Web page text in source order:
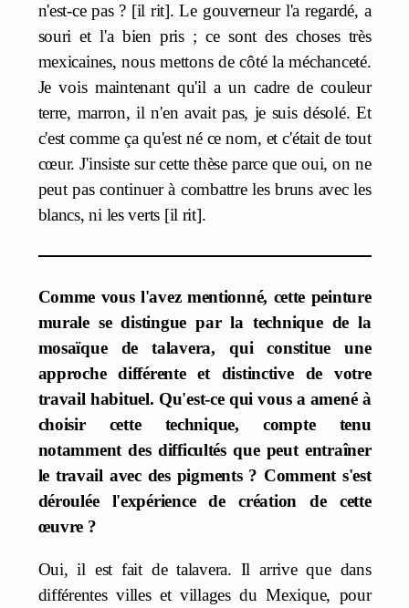
n'est-ce pas ? [il rit]. Le gouverneur l'a regardé, a
souri et l'a bien pris ; ce sont des choses très
mexicaines, nous mettons de côté la méchanceté.
Je vois maintenant qu'il a un cadre de couleur
terre, marron, il n'en avait pas, je suis désolé. Et
c'est comme ça qu'est né ce nom, et c'était de tout
cœur. J'insiste sur cette thèse parce que oui, on ne
peut pas continuer à combattre les bruns avec les
blancs, ni les verts [il rit].
Comme vous l'avez mentionné, cette peinture
murale se distingue par la technique de la
mosaïque de talavera, qui constitue une
approche différente et distinctive de votre
travail habituel. Qu'est-ce qui vous a amené à
choisir cette technique, compte tenu
notamment des difficultés que peut entraîner
le travail avec des pigments ? Comment s'est
déroulée l'expérience de création de cette
œuvre ?
Oui, il est fait de talavera. Il arrive que dans
différentes villes et villages du Mexique, pour